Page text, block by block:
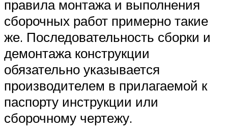
правила монтажа и выполнения
сборочных работ примерно такие
же. Последовательность сборки и
демонтажа конструкции
обязательно указывается
производителем в прилагаемой к
паспорту инструкции или
сборочному чертежу.